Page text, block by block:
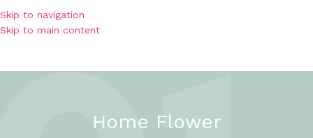
Skip to navigation
Skip to main content
Home Flower